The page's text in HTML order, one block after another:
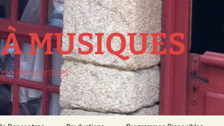
MUSIQUES
Rencontres